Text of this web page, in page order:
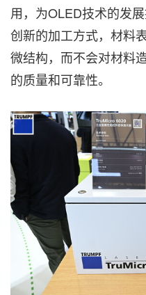
用，为OLED技术的发
创新的加工方式，材料
微结构，而不会对材料
的质量和可靠性。